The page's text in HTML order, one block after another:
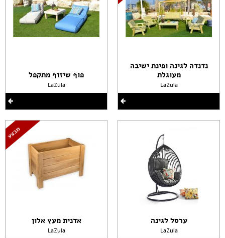
נדנדה לגינה ופינת ישיבה
מעוגלת
LaZula
ערסל לגינה
LaZula
פוף שיזוף מתקפל
LaZula
אדנית מעץ אלון
LaZula